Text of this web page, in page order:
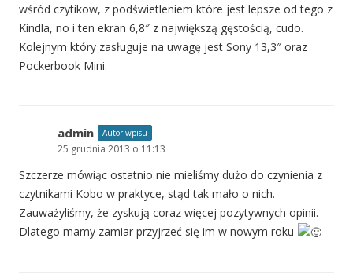
wśród czytikow, z podświetleniem które jest lepsze od tego z
Kindla, no i ten ekran 6,8″ z największą gęstością, cudo.
Kolejnym który zasługuje na uwagę jest Sony 13,3″ oraz
Pockerbook Mini.
admin Autor wpisu
25 grudnia 2013 o 11:13
Szczerze mówiąc ostatnio nie mieliśmy dużo do czynienia z
czytnikami Kobo w praktyce, stąd tak mało o nich.
Zauważyliśmy, że zyskują coraz więcej pozytywnych opinii.
Dlatego mamy zamiar przyjrzeć się im w nowym roku